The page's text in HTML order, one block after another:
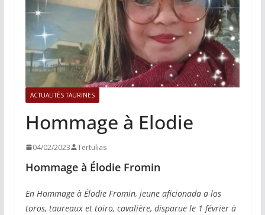
ACTUALITÉS TAURINES
Hommage à Elodie
04/02/2023 Tertulias
Hommage à Élodie Fromin
En Hommage à Élodie Fromin, jeune aficionada a los
toros, taureaux et toiro, cavalière, disparue le 1 février à